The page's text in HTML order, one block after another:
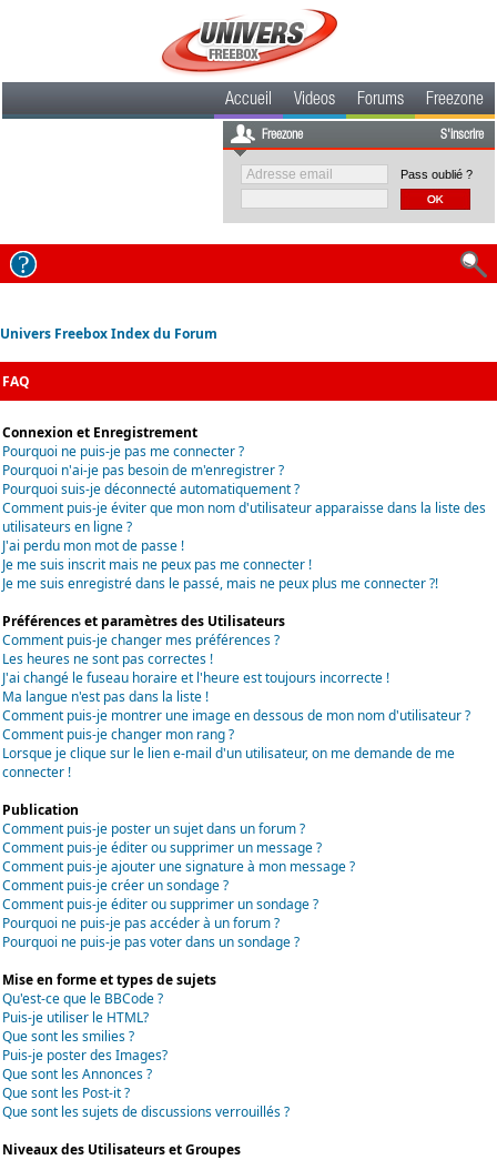
Accueil Videos Forums Freezone
Freezone S'inscrire
Pass oublié ?
Univers Freebox Index du Forum
FAQ
Connexion et Enregistrement
Pourquoi ne puis-je pas me connecter ?
Pourquoi n'ai-je pas besoin de m'enregistrer ?
Pourquoi suis-je déconnecté automatiquement ?
Comment puis-je éviter que mon nom d'utilisateur apparaisse dans la liste des
utilisateurs en ligne ?
J'ai perdu mon mot de passe !
Je me suis inscrit mais ne peux pas me connecter !
Je me suis enregistré dans le passé, mais ne peux plus me connecter ?!
Préférences et paramètres des Utilisateurs
Comment puis-je changer mes préférences ?
Les heures ne sont pas correctes !
J'ai changé le fuseau horaire et l'heure est toujours incorrecte !
Ma langue n'est pas dans la liste !
Comment puis-je montrer une image en dessous de mon nom d'utilisateur ?
Comment puis-je changer mon rang ?
Lorsque je clique sur le lien e-mail d'un utilisateur, on me demande de me
connecter !
Publication
Comment puis-je poster un sujet dans un forum ?
Comment puis-je éditer ou supprimer un message ?
Comment puis-je ajouter une signature à mon message ?
Comment puis-je créer un sondage ?
Comment puis-je éditer ou supprimer un sondage ?
Pourquoi ne puis-je pas accéder à un forum ?
Pourquoi ne puis-je pas voter dans un sondage ?
Mise en forme et types de sujets
Qu'est-ce que le BBCode ?
Puis-je utiliser le HTML?
Que sont les smilies ?
Puis-je poster des Images?
Que sont les Annonces ?
Que sont les Post-it ?
Que sont les sujets de discussions verrouillés ?
Niveaux des Utilisateurs et Groupes